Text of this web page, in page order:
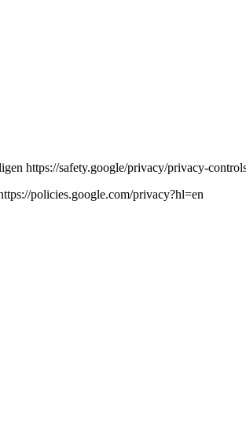
https://safety.google/privacy/privacy-
policies.google.com/privacy?hl=en